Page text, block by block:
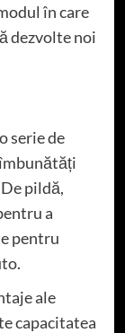
în care
dezvolte noi
serie de
pildă,
a
pentru
ale
capacitatea